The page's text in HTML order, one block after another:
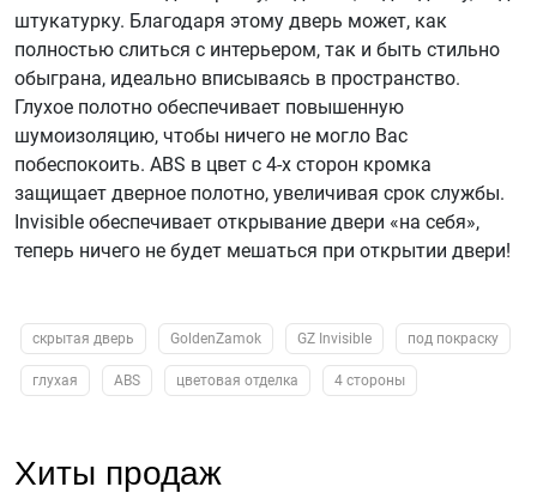
штукатурку. Благодаря этому дверь может, как
полностью слиться с интерьером, так и быть стильно
обыграна, идеально вписываясь в пространство.
Глухое полотно обеспечивает повышенную
шумоизоляцию, чтобы ничего не могло Вас
побеспокоить. ABS в цвет с 4-х сторон кромка
защищает дверное полотно, увеличивая срок службы.
Invisible обеспечивает открывание двери «на себя»,
теперь ничего не будет мешаться при открытии двери!
скрытая дверь GoldenZamok GZ Invisible под покраску
глухая ABS цветовая отделка 4 стороны
Хиты продаж